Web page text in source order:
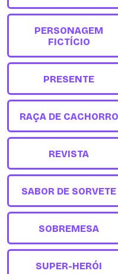
PERSONAGEM
FICTÍCIO
PRESENTE
RAÇA DE CACHORRO
REVISTA
SABOR DE SORVETE
SOBREMESA
SUPER-HERÓI